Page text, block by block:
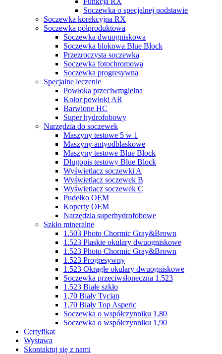
Soczewka o specjalnej podstawie
Soczewka korekcyjna RX
Soczewka półproduktowa
Soczewka dwuogniskowa
Soczewka blokowa Blue Block
Przezroczysta soczewka
Soczewka fotochromowa
Soczewka progresywna
Specjalne leczenie
Powłoka przeciwmgielna
Kolor powłoki AR
Barwione HC
Super hydrofobowy
Narzędzia do soczewek
Maszyny testowe 5 w 1
Maszyny antyodblaskowe
Maszyny testowe Blue Block
Długopis testowy Blue Block
Wyświetlacz soczewki A
Wyświetlacz soczewek B
Wyświetlacz soczewek C
Pudełko OEM
Koperty OEM
Narzędzia superhydrofobowe
Szkło mineralne
1.503 Photo Chormic Gray&Brown
1.523 Płaskie okulary dwuogniskowe
1.523 Photo Chormic Gray&Brown
1.523 Progresywny
1.523 Okrągłe okulary dwuogniskowe
Soczewka przeciwsłoneczna 1.523
1.523 Białe szkło
1,70 Biały Tycjan
1,70 Biały Top Asperic
Soczewka o współczynniku 1,80
Soczewka o współczynniku 1,90
Certyfikat
Wystawa
Skontaktuj się z nami